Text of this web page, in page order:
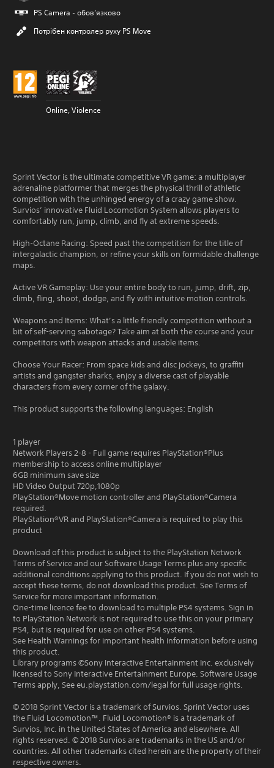
PS Camera - обов’язково
Потрібен контролер руху PS Move
Online, Violence
Sprint Vector is the ultimate competitive VR game: a multiplayer
adrenaline platformer that merges the physical thrill of athletic
competition with the unhinged energy of a crazy game show.
Survios’ innovative Fluid Locomotion System allows players to
comfortably run, jump, climb, and fly at extreme speeds.
High-Octane Racing: Speed past the competition for the title of
intergalactic champion, or refine your skills on formidable challenge
maps.
Active VR Gameplay: Use your entire body to run, jump, drift, zip,
climb, fling, shoot, dodge, and fly with intuitive motion controls.
Weapons and Items: What’s a little friendly competition without a
bit of self-serving sabotage? Take aim at both the course and your
competitors with weapon attacks and usable items.
Choose Your Racer: From space kids and disc jockeys, to graffiti
artists and gangster sharks, enjoy a diverse cast of playable
characters from every corner of the galaxy.
This product supports the following languages: English
1 player
Network Players 2-8 - Full game requires PlayStation®Plus
membership to access online multiplayer
6GB minimum save size
HD Video Output 720p,1080p
PlayStation®Move motion controller and PlayStation®Camera
required.
PlayStation®VR and PlayStation®Camera is required to play this
product
Download of this product is subject to the PlayStation Network
Terms of Service and our Software Usage Terms plus any specific
additional conditions applying to this product. If you do not wish to
accept these terms, do not download this product. See Terms of
Service for more important information.
One-time licence fee to download to multiple PS4 systems. Sign in
to PlayStation Network is not required to use this on your primary
PS4, but is required for use on other PS4 systems.
See Health Warnings for important health information before using
this product.
Library programs ©Sony Interactive Entertainment Inc. exclusively
licensed to Sony Interactive Entertainment Europe. Software Usage
Terms apply, See eu.playstation.com/legal for full usage rights.
© 2018 Sprint Vector is a trademark of Survios. Sprint Vector uses
the Fluid Locomotion™. Fluid Locomotion® is a trademark of
Survios, Inc. in the United States of America and elsewhere. All
rights reserved. © 2018 Survios are trademarks in the US and/or
countries. All other trademarks cited herein are the property of their
respective owners.